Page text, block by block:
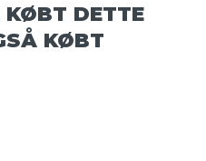
KØBT DETTE
KØBT